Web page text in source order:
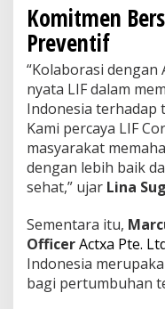
Komitmen
Preventif
“Kolaborasi dengan
nyata LIF dalam
Indonesia terhadap
Kami percaya LIF
masyarakat
dengan lebih baik
sehat,” ujar Lina
Sementara itu,
OfficerActxa Pte.
Indonesia
bagi pertumbuhan